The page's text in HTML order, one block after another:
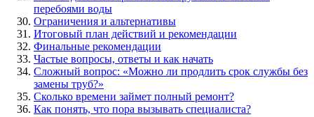
перебоями воды
Ограничения и альтернативы
Итоговый план действий и рекомендации
Финальные рекомендации
Частые вопросы, ответы и как начать
Сложный вопрос: «Можно ли продлить срок службы без
замены труб?»
Сколько времени займет полный ремонт?
Как понять, что пора вызывать специалиста?